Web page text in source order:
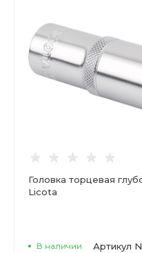
Головка торцевая
Licota
В наличии Артикул